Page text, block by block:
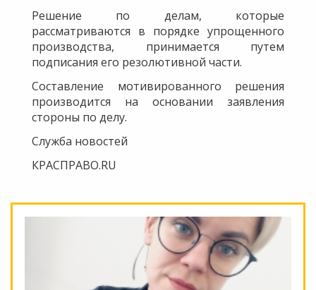
Решение по делам, которые
рассматриваются в порядке упрощенного
производства, принимается путем
подписания его резолютивной части.
Составление мотивированного решения
производится на основании заявления
стороны по делу.
Служба новостей
КРАСПРАВО.RU